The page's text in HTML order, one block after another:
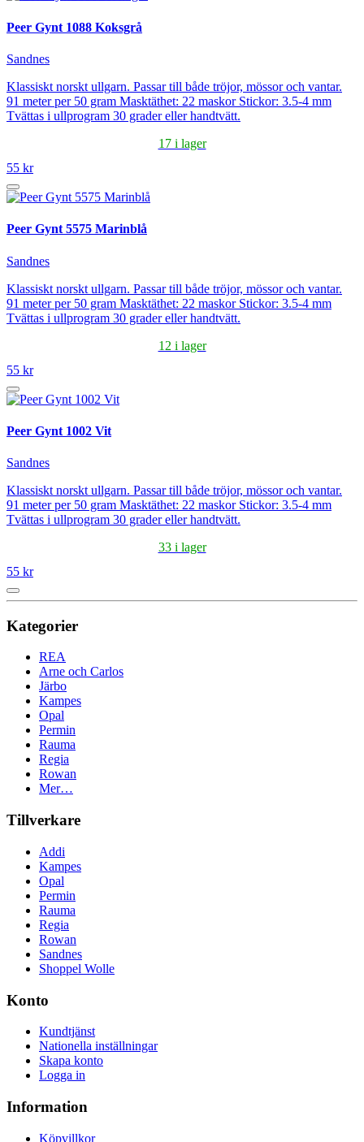
Peer Gynt 1088 Koksgrå
Sandnes
Klassiskt norskt ullgarn. Passar till både tröjor, mössor och vantar.
91 meter per 50 gram Masktäthet: 22 maskor Stickor: 3.5-4 mm
Tvättas i ullprogram 30 grader eller handtvätt.
17 i lager
55 kr
Peer Gynt 5575 Marinblå
Sandnes
Klassiskt norskt ullgarn. Passar till både tröjor, mössor och vantar.
91 meter per 50 gram Masktäthet: 22 maskor Stickor: 3.5-4 mm
Tvättas i ullprogram 30 grader eller handtvätt.
12 i lager
55 kr
Peer Gynt 1002 Vit
Sandnes
Klassiskt norskt ullgarn. Passar till både tröjor, mössor och vantar.
91 meter per 50 gram Masktäthet: 22 maskor Stickor: 3.5-4 mm
Tvättas i ullprogram 30 grader eller handtvätt.
33 i lager
55 kr
Kategorier
REA
Arne och Carlos
Järbo
Kampes
Opal
Permin
Rauma
Regia
Rowan
Mer…
Tillverkare
Addi
Kampes
Opal
Permin
Rauma
Regia
Rowan
Sandnes
Shoppel Wolle
Konto
Kundtjänst
Nationella inställningar
Skapa konto
Logga in
Information
Köpvillkor